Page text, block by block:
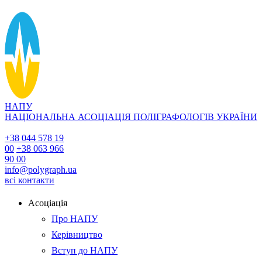
НАПУ
НАЦІОНАЛЬНА АСОЦІАЦІЯ ПОЛІГРАФОЛОГІВ УКРАЇНИ
+38 044 578 19
00 +38 063 966
90 00
info@polygraph.ua
всі контакти
Асоціація
Про НАПУ
Керівництво
Вступ до НАПУ